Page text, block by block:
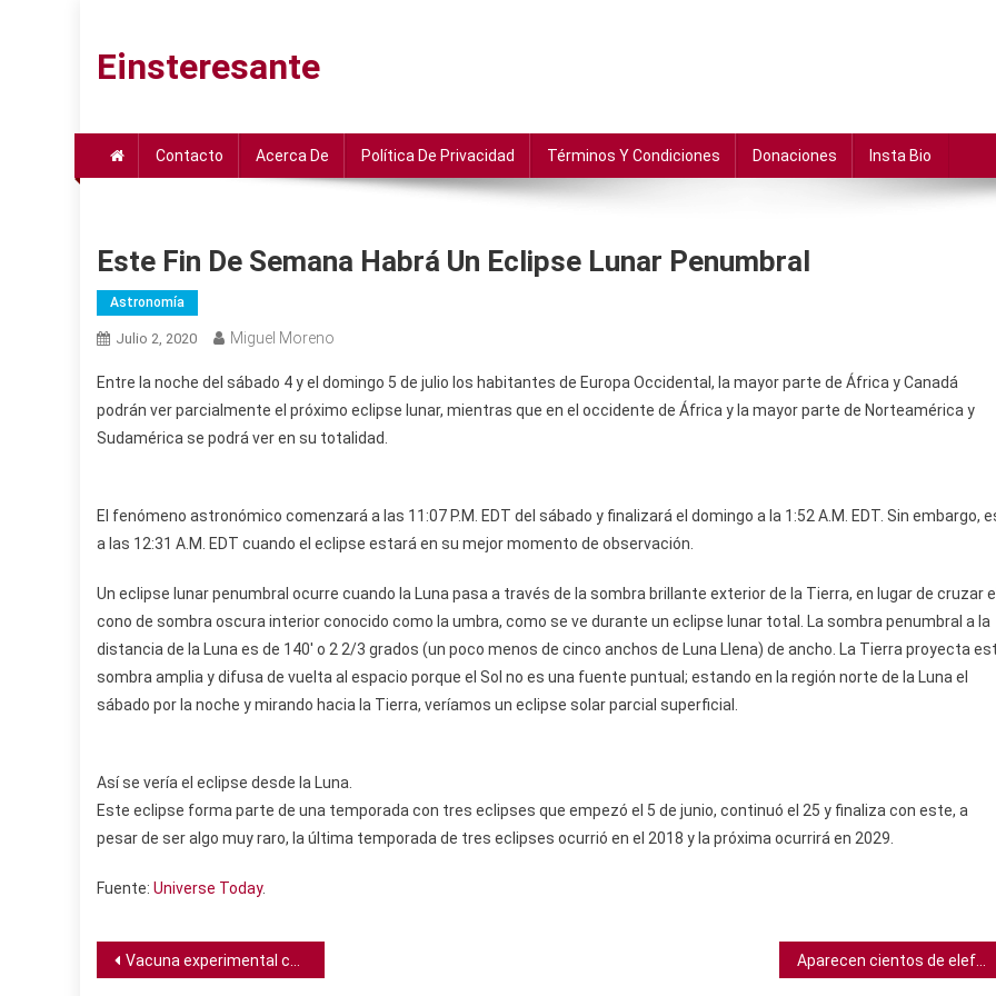
contenido
Einsteresante
Contacto Acerca De Política De Privacidad Términos Y Condiciones Donaciones Insta Bio
Este Fin De Semana Habrá Un Eclipse Lunar Penumbral
Astronomía
Julio 2, 2020 Miguel Moreno
Entre la noche del sábado 4 y el domingo 5 de julio los habitantes de Europa Occidental, la mayor parte de África y Canadá
podrán ver parcialmente el próximo eclipse lunar, mientras que en el occidente de África y la mayor parte de Norteamérica y
Sudamérica se podrá ver en su totalidad.
El fenómeno astronómico comenzará a las 11:07 P.M. EDT del sábado y finalizará el domingo a la 1:52 A.M. EDT. Sin embargo,
a las 12:31 A.M. EDT cuando el eclipse estará en su mejor momento de observación.
Un eclipse lunar penumbral ocurre cuando la Luna pasa a través de la sombra brillante exterior de la Tierra, en lugar de cruzar el
cono de sombra oscura interior conocido como la umbra, como se ve durante un eclipse lunar total. La sombra penumbral a la
distancia de la Luna es de 140′ o 2 2/3 grados (un poco menos de cinco anchos de Luna Llena) de ancho. La Tierra proyecta
sombra amplia y difusa de vuelta al espacio porque el Sol no es una fuente puntual; estando en la región norte de la Luna el
sábado por la noche y mirando hacia la Tierra, veríamos un eclipse solar parcial superficial.
Así se vería el eclipse desde la Luna.
Este eclipse forma parte de una temporada con tres eclipses que empezó el 5 de junio, continuó el 25 y finaliza con este, a
pesar de ser algo muy raro, la última temporada de tres eclipses ocurrió en el 2018 y la próxima ocurrirá en 2029.
Fuente: Universe Today.
Navegación
Vacuna experimental contra el COVID-19 muestra resultados positivos en humanos